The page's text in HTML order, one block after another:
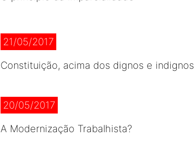
21/05/2017
Constituição, acima dos dignos e indignos
20/05/2017
A Modernização Trabalhista?